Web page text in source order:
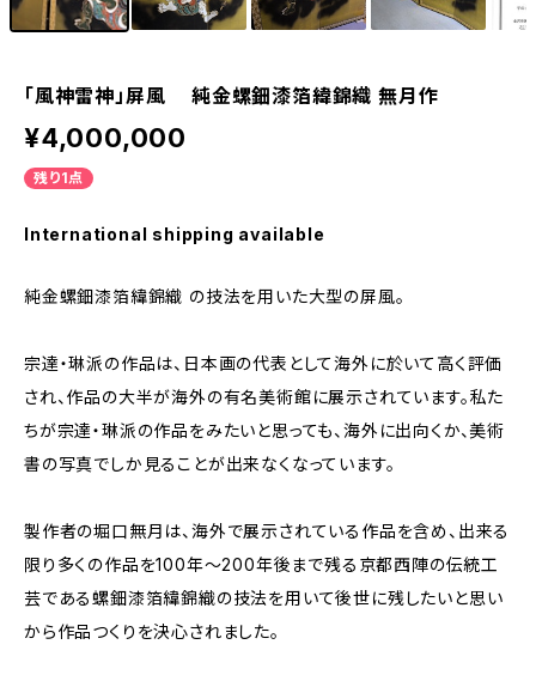
「風神雷神」屏風 純金螺鈿漆箔緯錦織 無月作
¥4,000,000
残り1点
International shipping available
純金螺鈿漆箔緯錦織 の技法を用いた大型の屏風。
宗達・琳派の作品は、日本画の代表として海外に於いて高く評価
され、作品の大半が海外の有名美術館に展示されています。私た
ちが宗達・琳派の作品をみたいと思っても、海外に出向くか、美術
書の写真でしか見ることが出来なくなっています。
製作者の堀口無月は、海外で展示されている作品を含め、出来る
限り多くの作品を100年～200年後まで残る京都西陣の伝統工
芸である螺鈿漆箔緯錦織の技法を用いて後世に残したいと思い
から作品つくりを決心されました。